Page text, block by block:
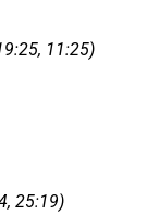
11:25)
25:19)